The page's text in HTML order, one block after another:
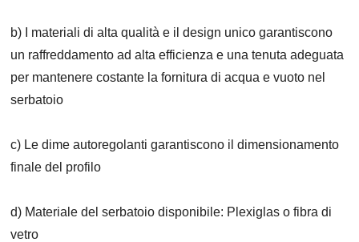
b) I materiali di alta qualità e il design unico garantiscono
un raffreddamento ad alta efficienza e una tenuta adeguata
per mantenere costante la fornitura di acqua e vuoto nel
serbatoio
c) Le dime autoregolanti garantiscono il dimensionamento
finale del profilo
d) Materiale del serbatoio disponibile: Plexiglas o fibra di
vetro